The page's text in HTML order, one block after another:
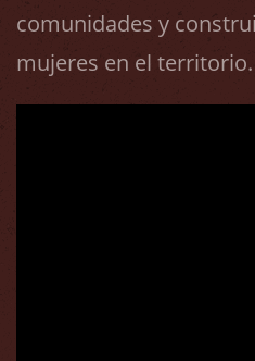
comunidades y
mujeres en el territorio.